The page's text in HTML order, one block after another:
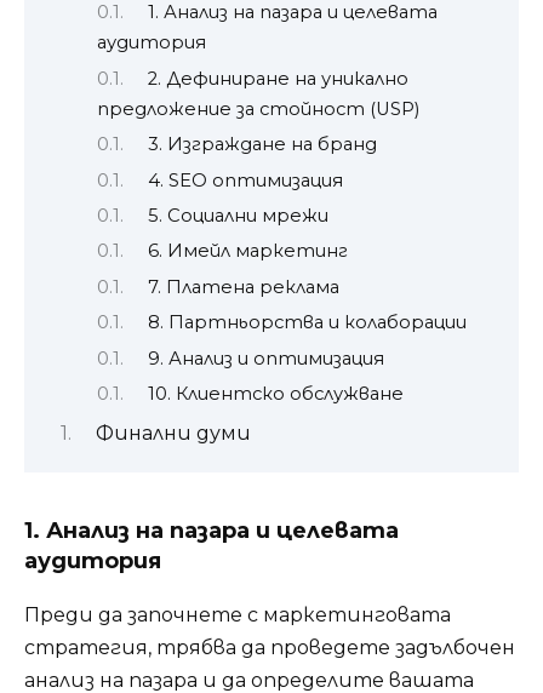
1. Анализ на пазара и целевата
аудитория
2. Дефиниране на уникално
предложение за стойност (USP)
3. Изграждане на бранд
4. SEO оптимизация
5. Социални мрежи
6. Имейл маркетинг
7. Платена реклама
8. Партньорства и колаборации
9. Анализ и оптимизация
10. Клиентско обслужване
Финални думи
1. Анализ на пазара и целевата
аудитория
Преди да започнете с маркетинговата
стратегия, трябва да проведете задълбочен
анализ на пазара и да определите вашата